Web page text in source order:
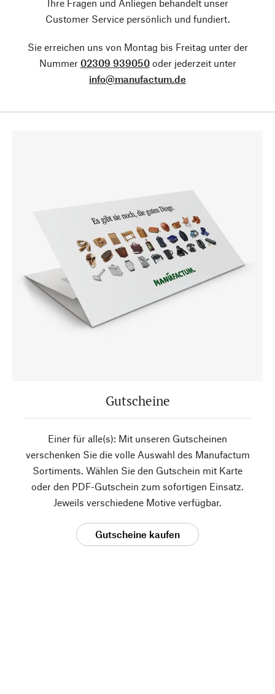
Ihre Fragen und Anliegen behandelt unser
Customer Service persönlich und fundiert.
Sie erreichen uns von Montag bis Freitag unter der
Nummer 02309 939050oder jederzeit unter
info@manufactum.de
Gutscheine
Einer für alle(s): Mit unseren Gutscheinen
verschenken Sie die volle Auswahl des Manufactum
Sortiments. Wählen Sie den Gutschein mit Karte
oder den PDF-Gutschein zum sofortigen Einsatz.
Jeweils verschiedene Motive verfügbar.
Gutscheine kaufen